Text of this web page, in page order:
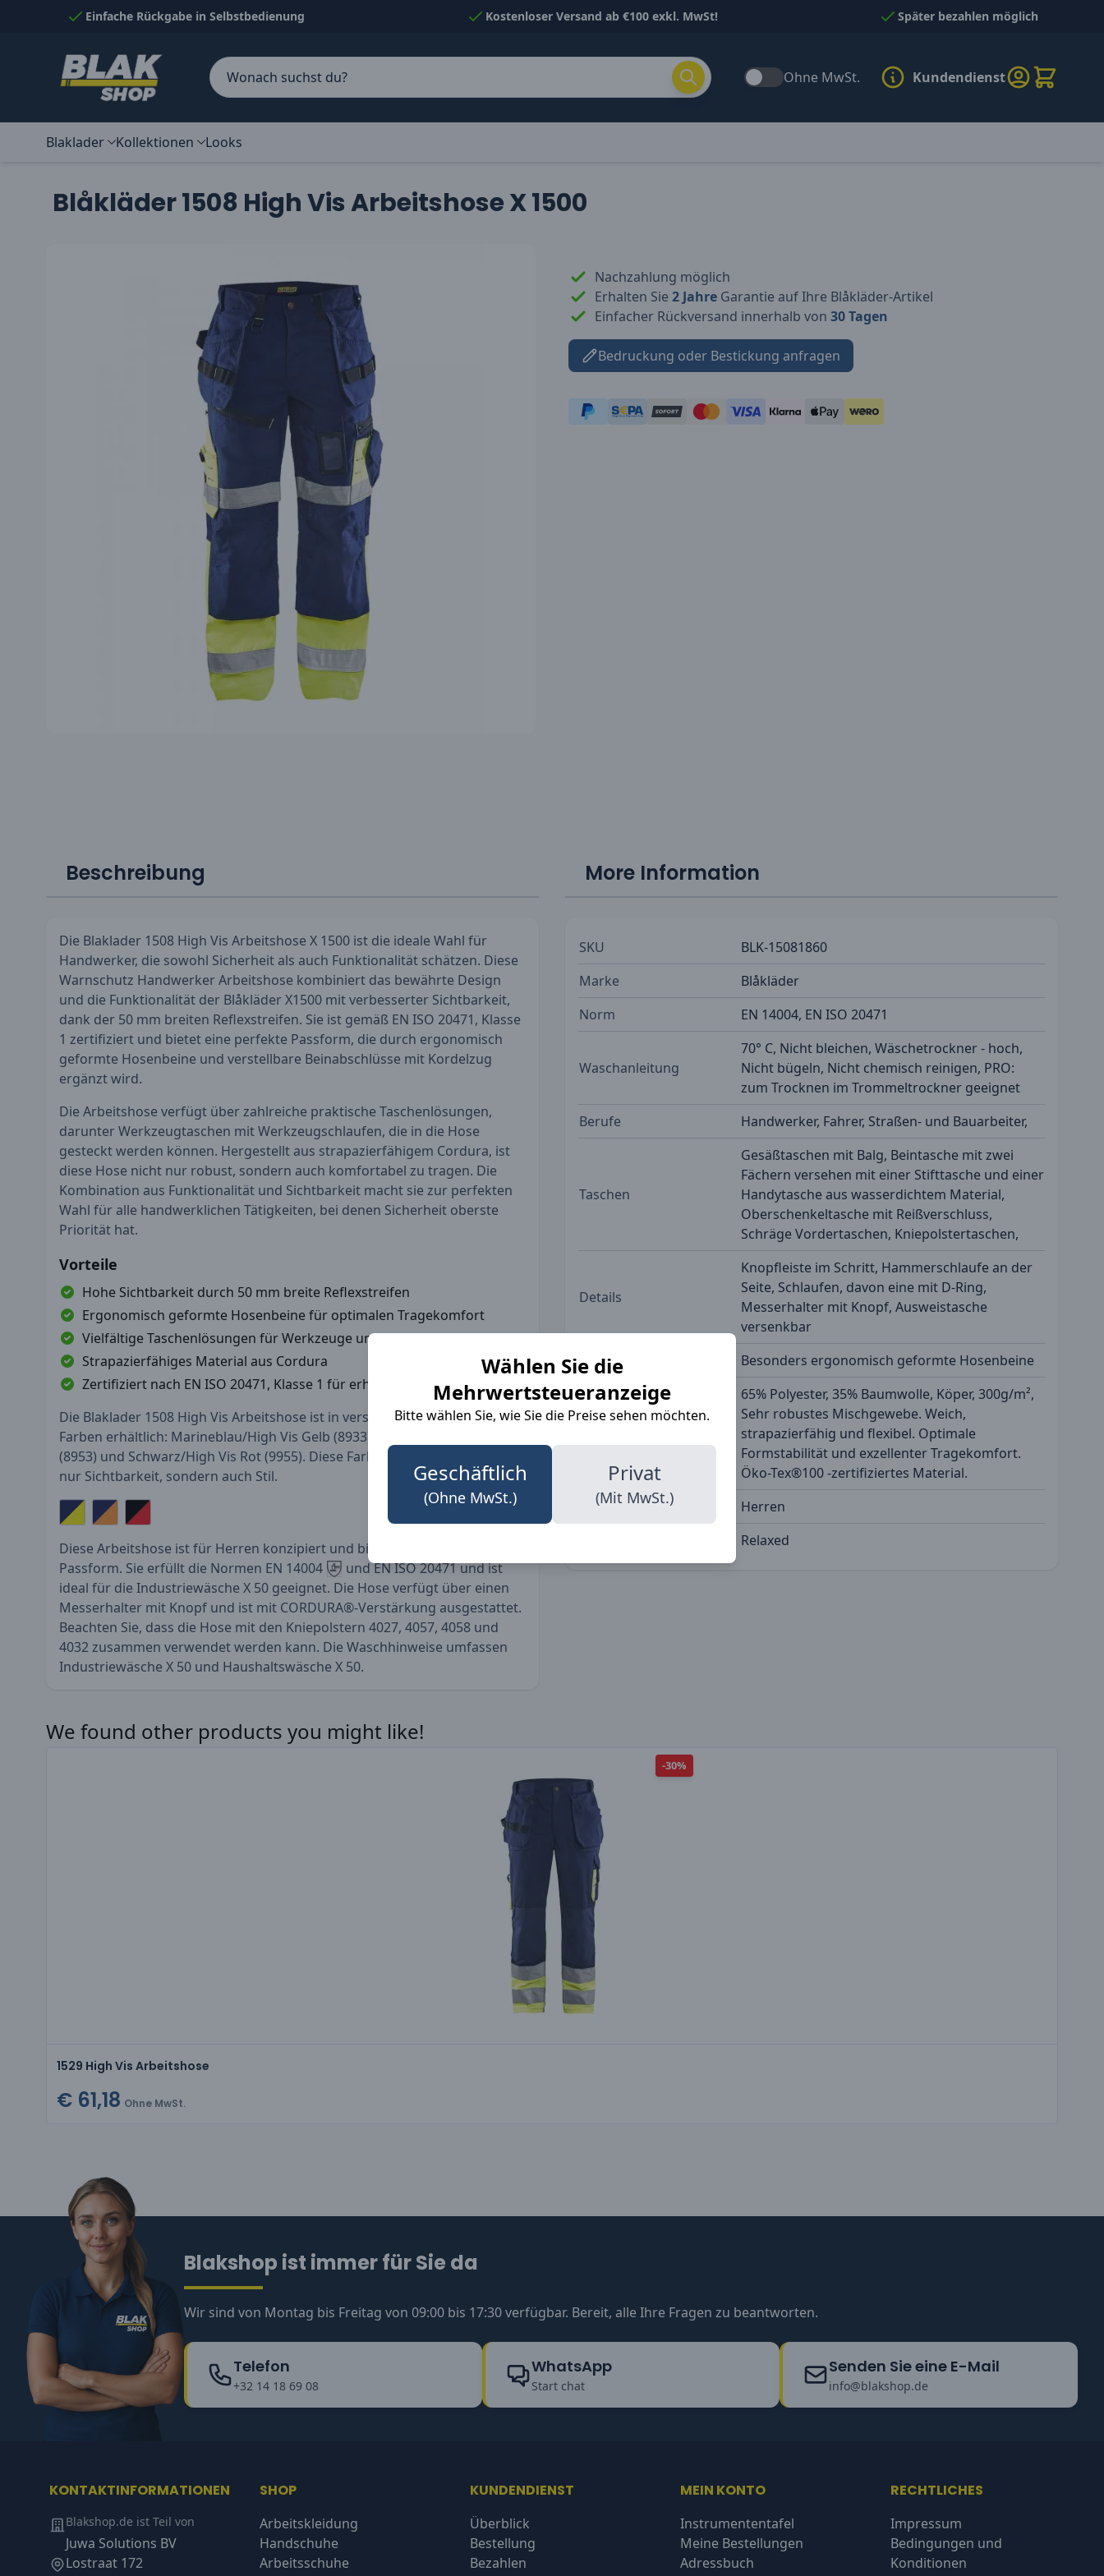
Skip to Content
Wählen Sie die
Mehrwertsteueranzeige
Bitte wählen Sie, wie Sie die Preise sehen möchten.
Geschäftlich
(Ohne MwSt.)
Privat
(Mit MwSt.)
Einfache Rückgabe in Selbstbedienung Kostenloser Versand ab €100 exkl. MwSt! Später bezahlen möglich
Ohne MwSt. Kundendienst
Blaklader Kollektionen Looks
Blåkläder 1508 High Vis Arbeitshose X 1500
Nachzahlung möglich
Erhalten Sie 2 Jahre Garantie auf Ihre Blåkläder-Artikel
Einfacher Rückversand innerhalb von 30 Tagen
Bedruckung oder Bestickung anfragen
Beschreibung
Die Blaklader 1508 High Vis Arbeitshose X 1500 ist die ideale Wahl für
Handwerker, die sowohl Sicherheit als auch Funktionalität schätzen. Diese
Warnschutz Handwerker Arbeitshose kombiniert das bewährte Design
und die Funktionalität der Blåkläder X1500 mit verbesserter Sichtbarkeit,
dank der 50 mm breiten Reflexstreifen. Sie ist gemäß EN ISO 20471, Klasse
1 zertifiziert und bietet eine perfekte Passform, die durch ergonomisch
geformte Hosenbeine und verstellbare Beinabschlüsse mit Kordelzug
ergänzt wird.
Die Arbeitshose verfügt über zahlreiche praktische Taschenlösungen,
darunter Werkzeugtaschen mit Werkzeugschlaufen, die in die Hose
gesteckt werden können. Hergestellt aus strapazierfähigem Cordura, ist
diese Hose nicht nur robust, sondern auch komfortabel zu tragen. Die
Kombination aus Funktionalität und Sichtbarkeit macht sie zur perfekten
Wahl für alle handwerklichen Tätigkeiten, bei denen Sicherheit oberste
Priorität hat.
Vorteile
Hohe Sichtbarkeit durch 50 mm breite Reflexstreifen
Ergonomisch geformte Hosenbeine für optimalen Tragekomfort
Vielfältige Taschenlösungen für Werkzeuge und Zubehör
Strapazierfähiges Material aus Cordura
Zertifiziert nach EN ISO 20471, Klasse 1 für erhöhte Sicherheit
Die Blaklader 1508 High Vis Arbeitshose ist in verschiedenen attraktiven
Farben erhältlich: Marineblau/High Vis Gelb (8933), Marineblau/Orange
(8953) und Schwarz/High Vis Rot (9955). Diese Farboptionen bieten nicht
nur Sichtbarkeit, sondern auch Stil.
Diese Arbeitshose ist für Herren konzipiert und bietet eine entspannte
Passform. Sie erfüllt die Normen EN 14004
und EN ISO 20471 und ist
ideal für die Industriewäsche X 50 geeignet. Die Hose verfügt über einen
Messerhalter mit Knopf und ist mit CORDURA®-Verstärkung ausgestattet.
Beachten Sie, dass die Hose mit den Kniepolstern 4027, 4057, 4058 und
4032 zusammen verwendet werden kann. Die Waschhinweise umfassen
Industriewäsche X 50 und Haushaltswäsche X 50.
More Information
SKU
BLK-15081860
Marke
Blåkläder
Norm
EN 14004, EN ISO 20471
Waschanleitung
70° C, Nicht bleichen, Wäschetrockner - hoch,
Nicht bügeln, Nicht chemisch reinigen, PRO:
zum Trocknen im Trommeltrockner geeignet
Berufe
Handwerker, Fahrer, Straßen- und Bauarbeiter,
Taschen
Gesäßtaschen mit Balg, Beintasche mit zwei
Fächern versehen mit einer Stifttasche und einer
Handytasche aus wasserdichtem Material,
Oberschenkeltasche mit Reißverschluss,
Schräge Vordertaschen, Kniepolstertaschen,
Details
Knopfleiste im Schritt, Hammerschlaufe an der
Seite, Schlaufen, davon eine mit D-Ring,
Messerhalter mit Knopf, Ausweistasche
versenkbar
Funktionsweise
Besonders ergonomisch geformte Hosenbeine
65% Polyester, 35% Baumwolle, Köper, 300g/m²,
Sehr robustes Mischgewebe. Weich,
strapazierfähig und flexibel. Optimale
Formstabilität und exzellenter Tragekomfort.
Öko-Tex®100 -zertifiziertes Material.
Gender
Herren
Relaxed
Drücken, um das Karussell zu überspringen
We found other products you might like!
-30%
1529 High Vis Arbeitshose
€ 61,18 Ohne MwSt.
Blakshop ist immer für Sie da
Wir sind von Montag bis Freitag von 09:00 bis 17:30 verfügbar. Bereit, alle Ihre Fragen zu beantworten.
Telefon
+32 14 18 69 08
WhatsApp
Start chat
Senden Sie eine E-Mail
info@blakshop.de
KONTAKTINFORMATIONEN
Blakshop.de ist Teil von
Juwa Solutions BV
Lostraat 172
SHOP
Arbeitskleidung
Handschuhe
Arbeitsschuhe
KUNDENDIENST
Überblick
Bestellung
Bezahlen
MEIN KONTO
Instrumententafel
Meine Bestellungen
Adressbuch
RECHTLICHES
Impressum
Bedingungen und
Konditionen